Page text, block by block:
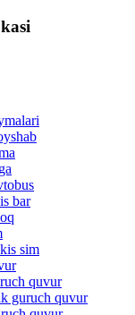
bar
sim
quvur
guruch quvur